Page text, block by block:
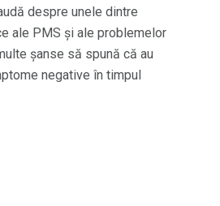
despre unele dintre
ale PMS și ale problemelor
șanse să spună că au
negative în timpul